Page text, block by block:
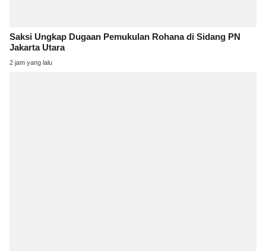
Saksi Ungkap Dugaan Pemukulan Rohana di Sidang PN
Jakarta Utara
2 jam yang lalu